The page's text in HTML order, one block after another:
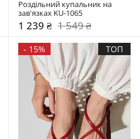
Роздільний купальник на
зав'язках KU-1065
1 239 ₴ 1 549 ₴
- 15% ТОП